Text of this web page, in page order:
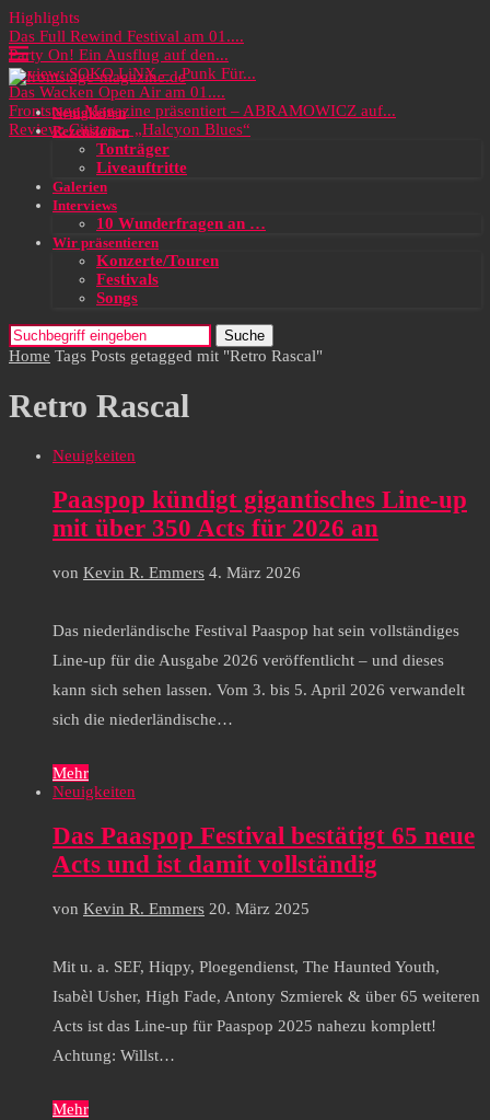
Highlights
Das Full Rewind Festival am 01....
Party On! Ein Ausflug auf den...
Review: SOKO LiNX – „Punk Für...
Das Wacken Open Air am 01....
Frontstage Magazine präsentiert – ABRAMOWICZ auf...
Review: Citizen – „Halcyon Blues“
Neuigkeiten
Rezensionen
Tonträger
Liveauftritte
Galerien
Interviews
10 Wunderfragen an …
Wir präsentieren
Konzerte/Touren
Festivals
Songs
Suche
Home Tags Posts getagged mit "Retro Rascal"
Retro Rascal
Neuigkeiten
Paaspop kündigt gigantisches Line-up
mit über 350 Acts für 2026 an
von Kevin R. Emmers 4. März 2026
Das niederländische Festival Paaspop hat sein vollständiges
Line-up für die Ausgabe 2026 veröffentlicht – und dieses
kann sich sehen lassen. Vom 3. bis 5. April 2026 verwandelt
sich die niederländische…
Mehr
Neuigkeiten
Das Paaspop Festival bestätigt 65 neue
Acts und ist damit vollständig
von Kevin R. Emmers 20. März 2025
Mit u. a. SEF, Hiqpy, Ploegendienst, The Haunted Youth,
Isabèl Usher, High Fade, Antony Szmierek & über 65 weiteren
Acts ist das Line-up für Paaspop 2025 nahezu komplett!
Achtung: Willst…
Mehr